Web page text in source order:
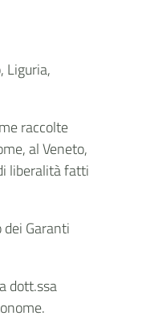
Liguria,
raccolte
al Veneto,
liberalità fatti
Garanti
dott.ssa